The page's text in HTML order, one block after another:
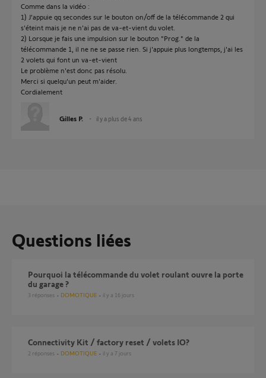
Comme dans la vidéo :
1) J'appuie qq secondes sur le bouton on/off de la télécommande 2 qui
s'éteint mais je ne n'ai pas de va-et-vient du volet.
2) Lorsque je fais une impulsion sur le bouton "Prog." de la
télécommande 1, il ne ne se passe rien. Si j'appuie plus longtemps, j'ai les
2 volets qui font un va-et-vient
Le problème n'est donc pas résolu.
Merci si quelqu'un peut m'aider.
Cordialement
Gilles P. il y a plus de 4 ans
Questions liées
pourquoi la télécommande du volet roulant ouvre la porte
du garage ?
3 réponses DOMOTIQUE il y a 16 jours
Connectivity Kit / factory reset / volets IO?
2 réponses DOMOTIQUE il y a 7 jours